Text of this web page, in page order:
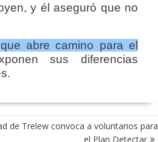
y él aseguró que no
abre camino para el
sus diferencias
de Trelew convoca a voluntarios para
el Plan Detectar